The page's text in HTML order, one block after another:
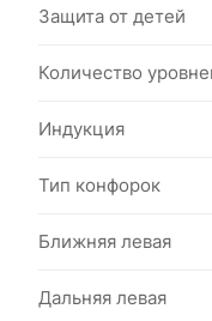
Защита от детей
Количество
Индукция
Тип конфорок
Ближняя левая
Дальняя левая